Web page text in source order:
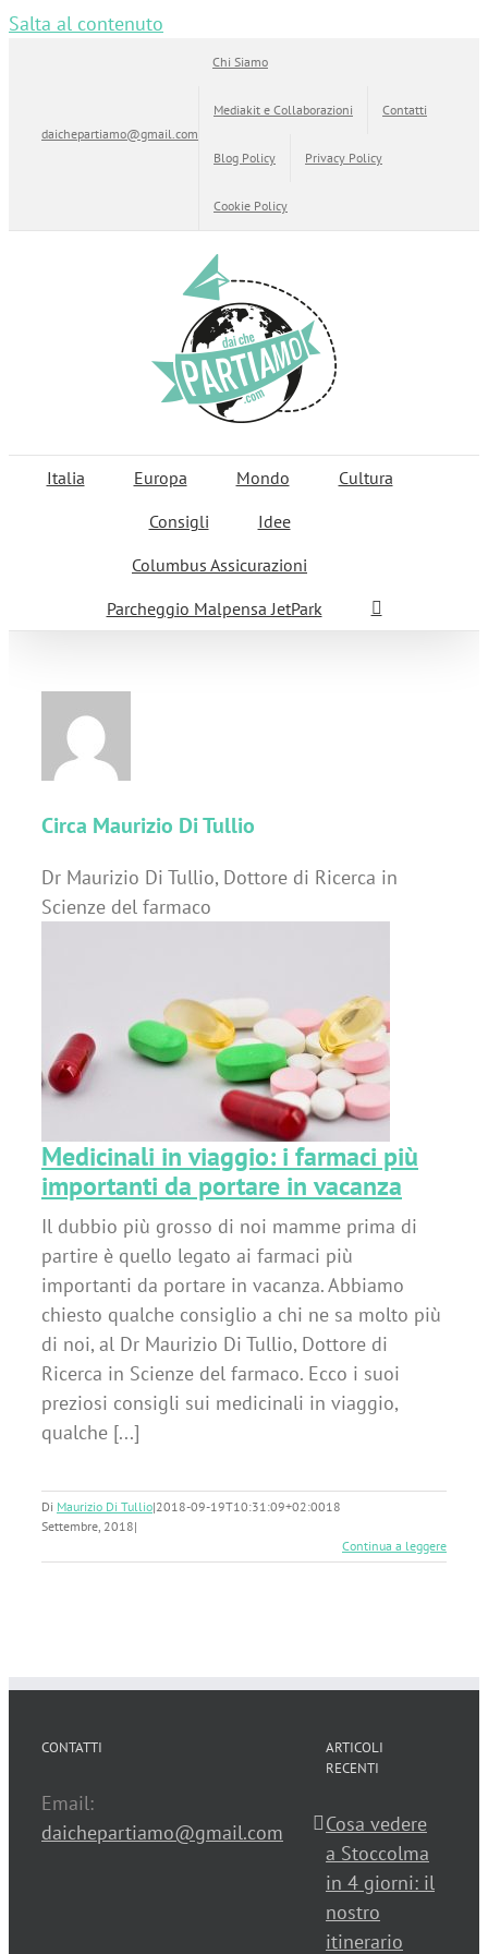
Salta al contenuto
daichepartiamo@gmail.com
Chi Siamo
Mediakit e Collaborazioni Contatti
Blog Policy Privacy Policy
Cookie Policy
Italia Europa Mondo
Cultura
Consigli
Idee
Columbus Assicurazioni
Parcheggio Malpensa JetPark
Circa Maurizio Di Tullio
Dr Maurizio Di Tullio, Dottore di Ricerca in
Scienze del farmaco
Medicinali in viaggio: i farmaci più
importanti da portare in vacanza
Il dubbio più grosso di noi mamme prima di
partire è quello legato ai farmaci più
importanti da portare in vacanza. Abbiamo
chiesto qualche consiglio a chi ne sa molto più
di noi, al Dr Maurizio Di Tullio, Dottore di
Ricerca in Scienze del farmaco. Ecco i suoi
preziosi consigli sui medicinali in viaggio,
qualche [...]
Di Maurizio Di Tullio|2018-09-19T10:31:09+02:0018
Settembre, 2018|
Continua a leggere
CONTATTI
Email:
daichepartiamo@gmail.com
ARTICOLI
RECENTI
Cosa vedere
a Stoccolma
in 4 giorni: il
nostro
itinerario